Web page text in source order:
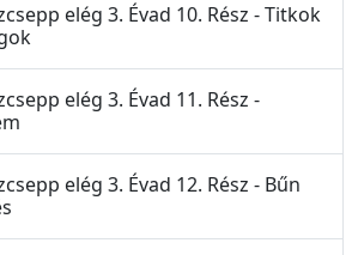
elég 3. Évad 10. Rész - Titkok
elég 3. Évad 11. Rész -
elég 3. Évad 12. Rész - Bűn